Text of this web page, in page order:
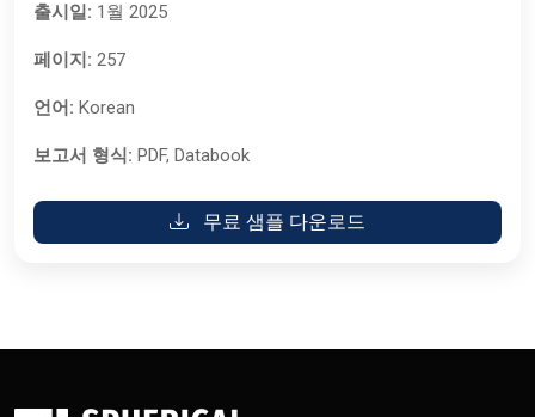
출시일: 1월 2025
페이지: 257
언어: Korean
보고서 형식: PDF, Databook
무료 샘플 다운로드